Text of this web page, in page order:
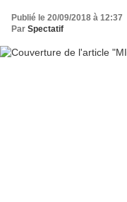
Publié le 20/09/2018 à 12:37
Par Spectatif